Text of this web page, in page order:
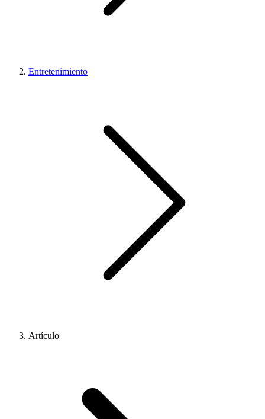
Entretenimiento
Artículo